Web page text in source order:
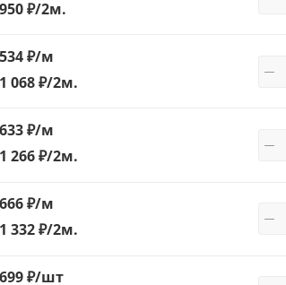
950₽/2м.
534₽/м
1 068₽/2м.
633₽/м
1 266₽/2м.
666₽/м
1 332₽/2м.
699₽/шт